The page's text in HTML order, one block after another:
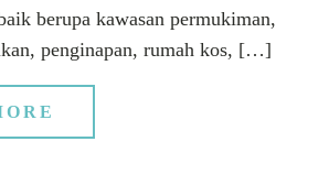
berupa kawasan permukiman,
penginapan, rumah kos, […]